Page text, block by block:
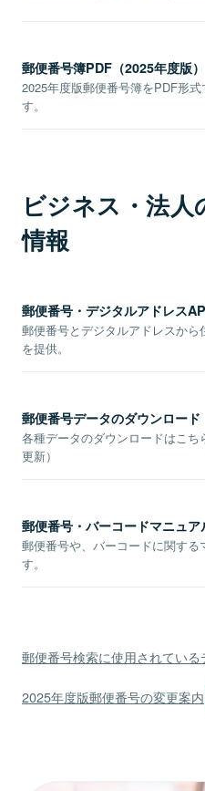
郵便番号簿PDF（2025年度版）
2025年度版郵便番号簿をPDF形
す。
ビジネス・法
情報
郵便番号・デジタルアドレス
郵便番号とデジタルアドレスか
を提供。
郵便番号データのダウンロード
各種データのダウンロードはこち
更新）
郵便番号・バーコードマニュア
郵便番号や、バーコードに関する
す。
郵便番号検索に使用されている
2025年度版郵便番号の変更案内